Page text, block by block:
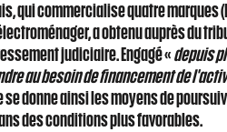
qui commercialise quatre marques
a obtenu auprès du
judiciaire. Engagé«depuis
au besoin de financement de
donne ainsi les moyens de
des conditions plus favorables.